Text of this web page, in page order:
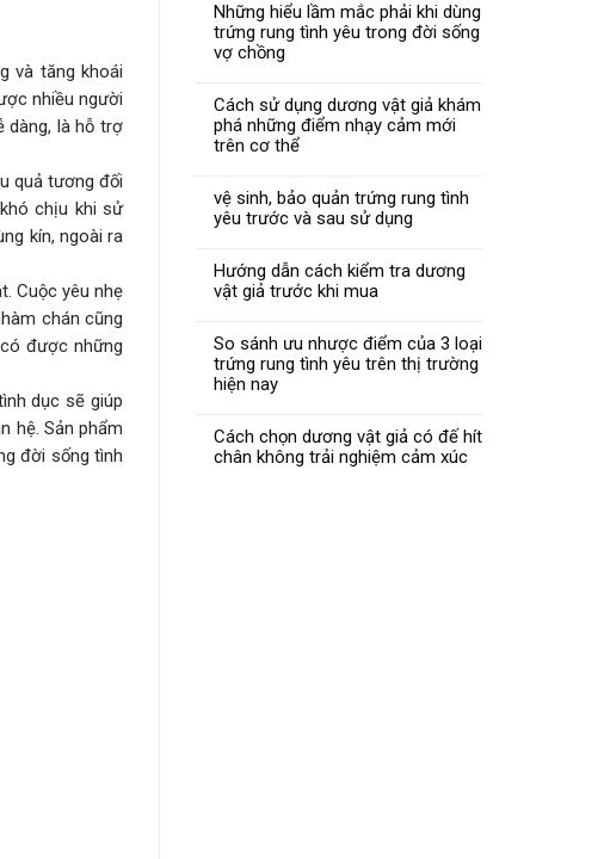
Những hiểu lầm mắc phải khi dùng
trứng rung tình yêu trong đời sống
vợ chồng
Cách sử dụng dương vật giả khám
phá những điểm nhạy cảm mới
trên cơ thể
vệ sinh, bảo quản trứng rung tình
yêu trước và sau sử dụng
Hướng dẫn cách kiểm tra dương
vật giả trước khi mua
So sánh ưu nhược điểm của 3 loại
trứng rung tình yêu trên thị trường
hiện nay
Cách chọn dương vật giả có đế hít
chân không trải nghiệm cảm xúc
và tăng khoái
nhiều người
dàng, là hỗ trợ
quả tương đối
chịu khi sử
kín, ngoài ra
Cuộc yêu nhẹ
chán cũng
được những
dục sẽ giúp
hệ. Sản phẩm
đời sống tình